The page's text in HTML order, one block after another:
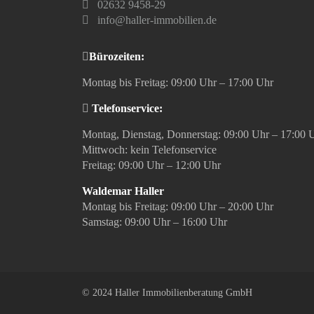
02632 9458-29
info@haller-immobilien.de
Bürozeiten:
Montag bis Freitag: 09:00 Uhr – 17:00 Uhr
Telefonservice:
Montag, Dienstag, Donnerstag: 09:00 Uhr – 17:00
Mittwoch: kein Telefonservice
Freitag: 09:00 Uhr – 12:00 Uhr
Waldemar Haller
Montag bis Freitag: 09:00 Uhr – 20:00 Uhr
Samstag: 09:00 Uhr – 16:00 Uhr
© 2024 Haller Immobilienberatung GmbH